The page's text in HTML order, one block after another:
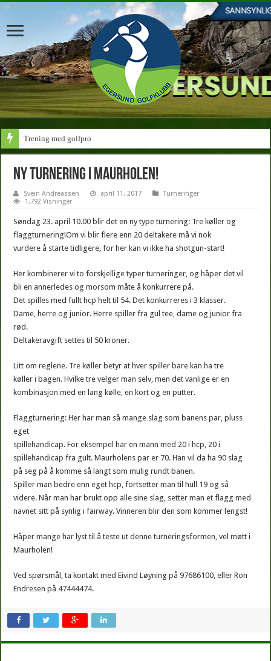
Trening med golfpro
Ny turnering i Maurholen!
Svein Andreassen april 11, 2017
Turneringer
1,792 Visninger
Søndag 23. april 10.00 blir det en ny type turnering: Tre køller og
flaggturnering!Om vi blir flere enn 20 deltakere må vi nok
vurdere å starte tidligere, for her kan vi ikke ha shotgun-start!
Her kombinerer vi to forskjellige typer turneringer, og håper det vil
bli en annerledes og morsom måte å konkurrere på.
Det spilles med fullt hcp helt til 54. Det konkurreres i 3 klasser.
Dame, herre og junior. Herre spiller fra gul tee, dame og junior fra
rød.
Deltakeravgift settes til 50 kroner.
Litt om reglene. Tre køller betyr at hver spiller bare kan ha tre
køller i bagen. Hvilke tre velger man selv, men det vanlige er en
kombinasjon med en lang kølle, en kort og en putter.
Flaggturnering: Her har man så mange slag som banens par, pluss
eget
spillehandicap. For eksempel har en mann med 20 i hcp, 20 i
spillehandicap fra gult. Maurholens par er 70. Han vil da ha 90 slag
på seg på å komme så langt som mulig rundt banen.
Spiller man bedre enn eget hcp, fortsetter man til hull 19 og så
videre. Når man har brukt opp alle sine slag, setter man et flagg med
navnet sitt på synlig i fairway. Vinneren blir den som kommer lengst!
Håper mange har lyst til å teste ut denne turneringsformen, vel møtt i
Maurholen!
Ved spørsmål, ta kontakt med Eivind Løyning på 97686100, eller Ron
Endresen på 47444474.